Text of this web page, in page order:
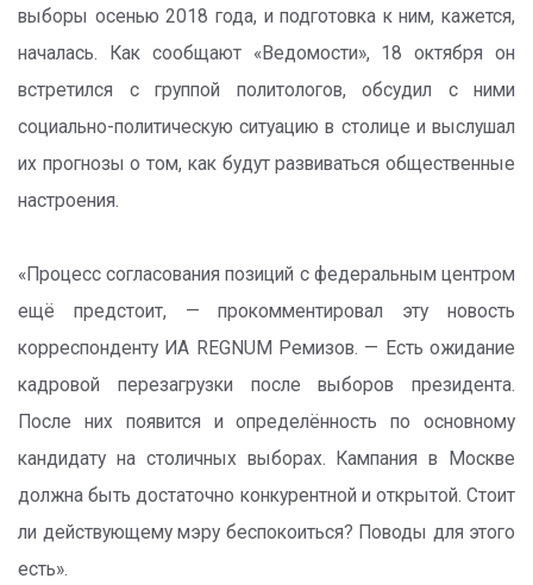
выборы осенью 2018 года, и подготовка к ним, кажется,
началась. Как сообщают «Ведомости», 18 октября он
встретился с группой политологов, обсудил с ними
социально-политическую ситуацию в столице и выслушал
их прогнозы о том, как будут развиваться общественные
настроения.
«Процесс согласования позиций с федеральным центром
ещё предстоит, — прокомментировал эту новость
корреспонденту ИА REGNUM Ремизов. — Есть ожидание
кадровой перезагрузки после выборов президента.
После них появится и определённость по основному
кандидату на столичных выборах. Кампания в Москве
должна быть достаточно конкурентной и открытой. Стоит
ли действующему мэру беспокоиться? Поводы для этого
есть».